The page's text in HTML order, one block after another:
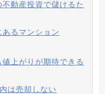
動産投資で儲けるた
るマンション
上がりが期待できる
は売却しない